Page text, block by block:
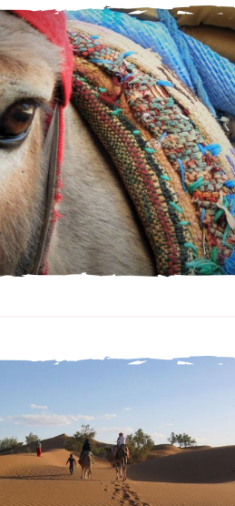
3
10
17
24
31